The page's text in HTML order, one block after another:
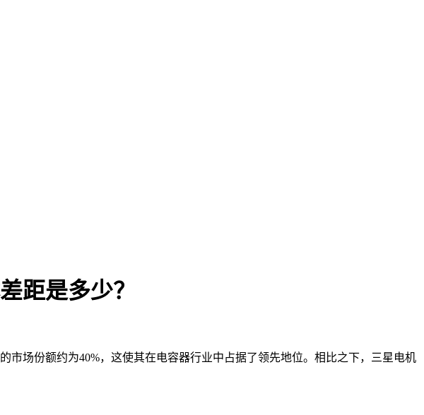
距是多少？
场份额约为40%，这使其在电容器行业中占据了领先地位。相比之下，三星电机